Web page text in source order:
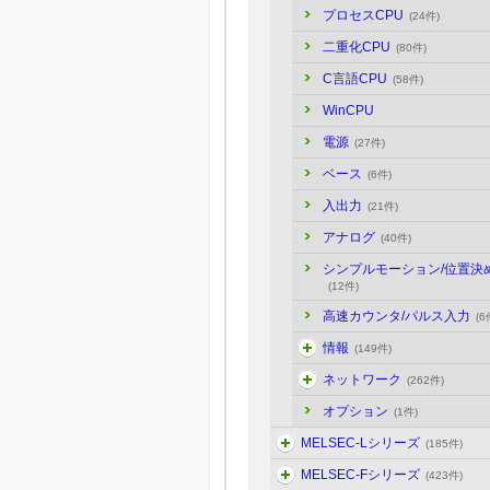
プロセスCPU (24件)
二重化CPU (80件)
C言語CPU (58件)
WinCPU
電源 (27件)
ベース (6件)
入出力 (21件)
アナログ (40件)
シンプルモーション/位置決
(12件)
高速カウンタ/パルス入力 (6
情報 (149件)
ネットワーク (262件)
オプション (1件)
MELSEC-Lシリーズ (185件)
MELSEC-Fシリーズ (423件)